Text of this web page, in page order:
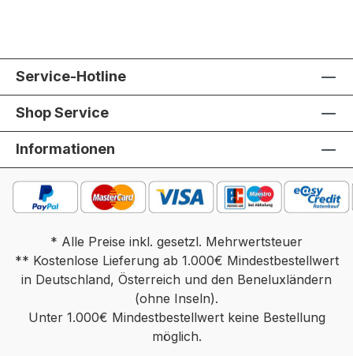
Service-Hotline
Shop Service
Informationen
* Alle Preise inkl. gesetzl. Mehrwertsteuer
** Kostenlose Lieferung ab 1.000€ Mindestbestellwert
in Deutschland, Österreich und den Beneluxländern
(ohne Inseln).
Unter 1.000€ Mindestbestellwert keine Bestellung
möglich.